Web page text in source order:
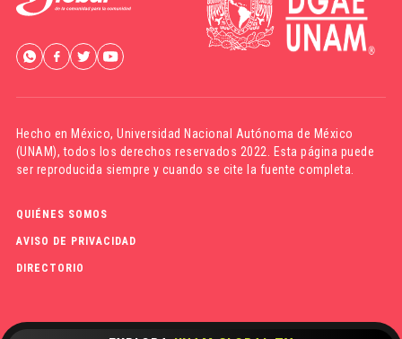
Hecho en México,Universidad Nacional Autónoma de México
(UNAM), todos los derechos reservados 2022. Esta página puede
ser reproducida siempre y cuando se cite la fuente completa.
QUIÉNES SOMOS
AVISO DE PRIVACIDAD
DIRECTORIO